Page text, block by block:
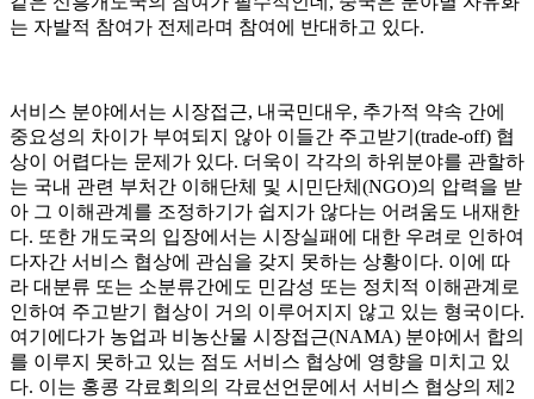
는 자발적 참여가 전제라며 참여에 반대하고 있다.
서비스 분야에서는 시장접근, 내국민대우, 추가적 약속 간에
중요성의 차이가 부여되지 않아 이들간 주고받기(trade-off) 협
상이 어렵다는 문제가 있다. 더욱이 각각의 하위분야를 관할하
는 국내 관련 부처간 이해단체 및 시민단체(NGO)의 압력을 받
아 그 이해관계를 조정하기가 쉽지가 않다는 어려움도 내재한
다. 또한 개도국의 입장에서는 시장실패에 대한 우려로 인하여
다자간 서비스 협상에 관심을 갖지 못하는 상황이다. 이에 따
라 대분류 또는 소분류간에도 민감성 또는 정치적 이해관계로
인하여 주고받기 협상이 거의 이루어지지 않고 있는 형국이다.
여기에다가 농업과 비농산물 시장접근(NAMA) 분야에서 합의
를 이루지 못하고 있는 점도 서비스 협상에 영향을 미치고 있
다. 이는 홍콩 각료회의의 각료선언문에서 서비스 협상의 제2